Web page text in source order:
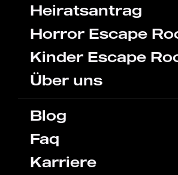
Heiratsantrag
Horror Escape
Kinder Escape
Über uns
Blog
Faq
Karriere